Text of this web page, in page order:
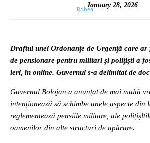
January 28, 2026
Draftul unei Ordonanțe de Urgență care
de pensionare pentru militari și polițiști a
ieri, în online. Guvernul s-a delimitat de
Guvernul Bolojan a anunțat de mai multă
intenționează să schimbe unele aspecte din
reglementează pensiile militare, ale
oamenilor din alte structuri de apărare.